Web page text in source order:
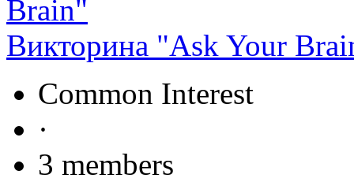
Викторина "Ask Your
Common Interest
·
3 members